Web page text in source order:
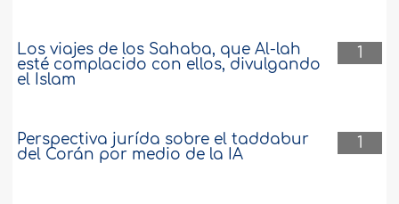
1
Los viajes de los Sahaba, que Al-lah
esté complacido con ellos, divulgando
el Islam
1
Perspectiva jurída sobre el taddabur
del Corán por medio de la IA